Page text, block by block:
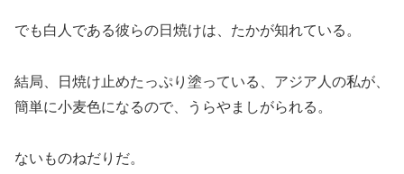
でも白人である彼らの日焼けは、たかが知れている。
結局、日焼け止めたっぷり塗っている、アジア人の私が、
簡単に小麦色になるので、うらやましがられる。
ないものねだりだ。